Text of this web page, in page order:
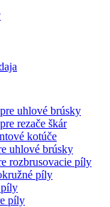
uhlové brúsky
rezače škár
kotúče
uhlové brúsky
rozbrusovacie píly
píly
píly
píly